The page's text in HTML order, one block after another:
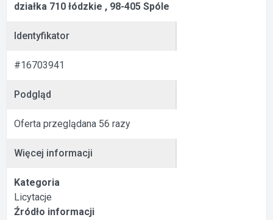
działka 710 łódzkie , 98-405 Spóle
Identyfikator
#16703941
Podgląd
Oferta przeglądana 56 razy
Więcej informacji
Kategoria
Licytacje
Źródło informacji